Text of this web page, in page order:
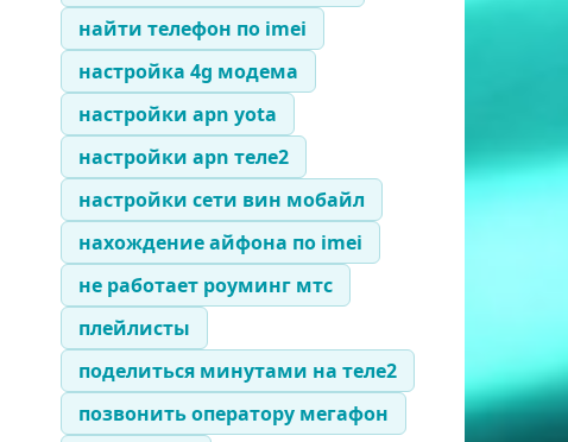
найти телефон по imei
настройка 4g модема
настройки apn yota
настройки apn теле2
настройки сети вин мобайл
нахождение айфона по imei
не работает роуминг мтс
плейлисты
поделиться минутами на теле2
позвонить оператору мегафон